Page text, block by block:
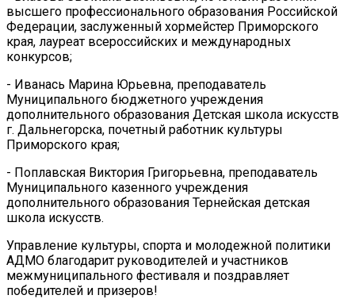
высшего профессионального образования Российской
Федерации, заслуженный хормейстер Приморского
края, лауреат всероссийских и международных
конкурсов;
- Иванась Марина Юрьевна, преподаватель
Муниципального бюджетного учреждения
дополнительного образования Детская школа искусств
г. Дальнегорска, почетный работник культуры
Приморского края;
- Поплавская Виктория Григорьевна, преподаватель
Муниципального казенного учреждения
дополнительного образования Тернейская детская
школа искусств.
Управление культуры, спорта и молодежной политики
АДМО благодарит руководителей и участников
межмуниципального фестиваля и поздравляет
победителей и призеров!